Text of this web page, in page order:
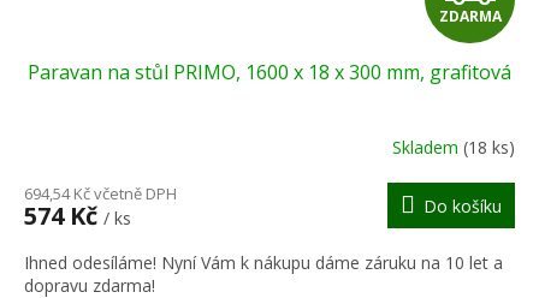
D
A
R
M
A
ZDARMA
Paravan na stůl PRIMO, 1600 x 18 x 300 mm, grafitová
Skladem (18 ks)
694,54 Kč včetně DPH
574 Kč / ks
Do košíku
Ihned odesíláme! Nyní Vám k nákupu dáme záruku na 10 let a
dopravu zdarma!